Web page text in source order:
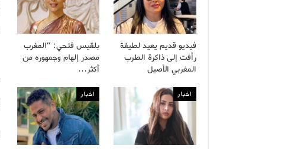
فيديو قديم يعيد لطيفة
رأفت إلى ذاكرة الطرب
المغربي الأصيل
بلقيس فتحي: “المغرب
مصدر إلهام وجمهوره من
أكثر…
اخبار اخبار